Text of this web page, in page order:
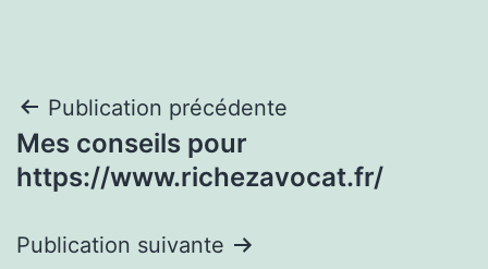
Navigation
de
Publication précédente
Mes conseils pour
https://www.richezavocat.fr/
Publication suivante